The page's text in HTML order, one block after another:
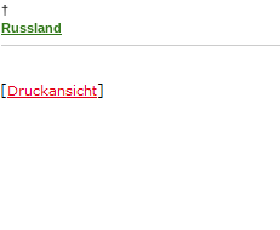
†
Russland